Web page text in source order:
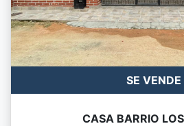
SE VENDE
CASA BARRIO